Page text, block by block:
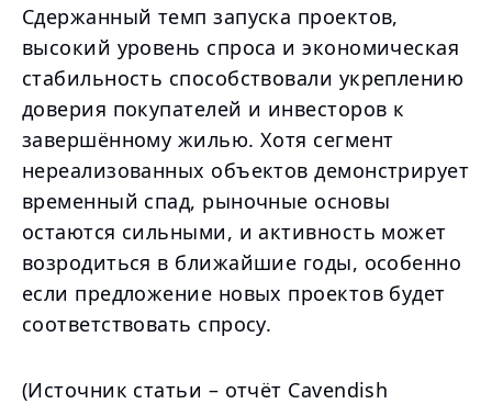
Сдержанный темп запуска проектов,
высокий уровень спроса и экономическая
стабильность способствовали укреплению
доверия покупателей и инвесторов к
завершённому жилью. Хотя сегмент
нереализованных объектов демонстрирует
временный спад, рыночные основы
остаются сильными, и активность может
возродиться в ближайшие годы, особенно
если предложение новых проектов будет
соответствовать спросу.
(Источник статьи – отчёт Cavendish